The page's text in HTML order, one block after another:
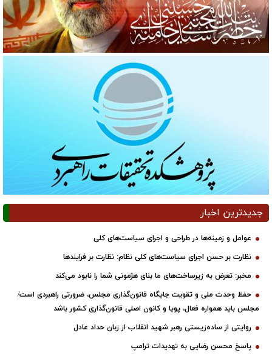
جدیدترین اخبار
عوامل و زمینه‌ها در طراحی و اجرای سیاست‌های کلی
نظارت بر حسن اجرای سیاست‌های کلی نظام: نظارت بر فرایندها
مخبر: تعرض به زیرساخت‌های ما بنای هژمونی شما را نابود می‌کند
حفظ وحدت ملی و تقویت جایگاه قانون‌گذاری مجلس، ضرورتی راهبردی است/
مجلس باید همواره فعال، پویا و کانون اصلی قانون‌گذاری کشور باشد
روایتی از ساده‌زیستی رهبر شهید انقلاب از زبان حداد عادل
پاسخ محسن رضایی به تهدیدات ترامپ